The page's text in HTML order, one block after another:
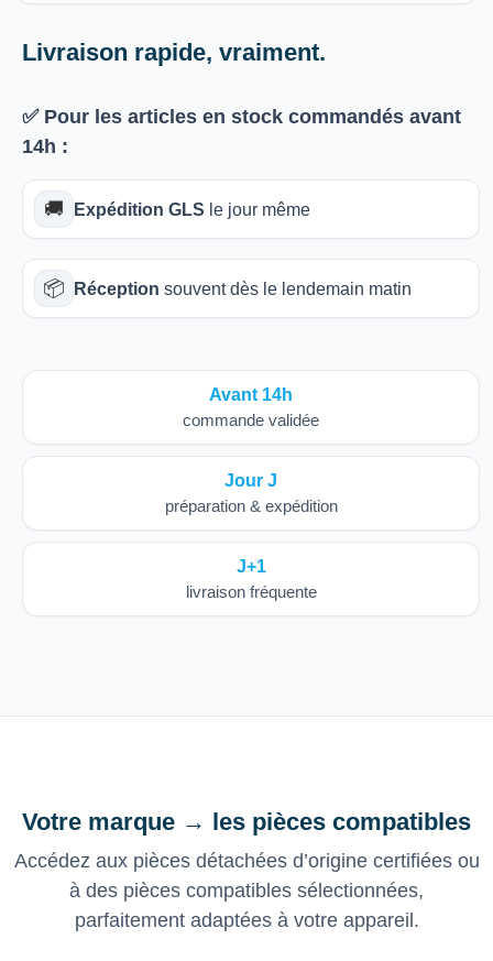
Livraison rapide, vraiment.
✅ Pour les articles en stock commandés avant
14h :
🚚 Expédition GLS le jour même
📦 Réception souvent dès le lendemain matin
Avant 14h
commande validée
Jour J
préparation & expédition
J+1
livraison fréquente
Votre marque → les pièces compatibles
Accédez aux pièces détachées d’origine certifiées ou
à des pièces compatibles sélectionnées,
parfaitement adaptées à votre appareil.